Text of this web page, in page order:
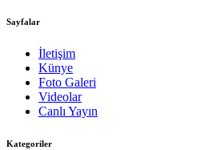
Sayfalar
İletişim
Künye
Foto Galeri
Videolar
Canlı Yayın
Kategoriler